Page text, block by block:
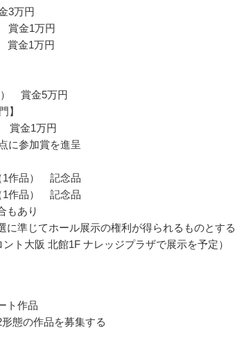
3万円
賞金1万円
賞金1万円
） 賞金5万円
】
賞金1万円
に参加賞を進呈
1作品） 記念品
1作品） 記念品
もあり
準じてホール展示の権利が得られるものとする
ント大阪 北館1F ナレッジプラザで展示を予定）
ト作品
態の作品を募集する